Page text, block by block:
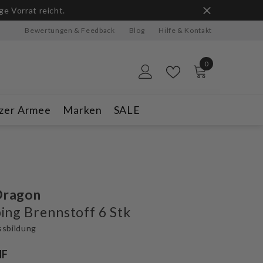
Bewertungen & Feedback Blog Hilfe & Kontakt
0
0
Armee Marken SALE
Brennstoff 6 Stk